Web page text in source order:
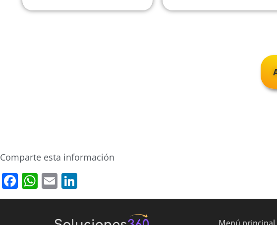
Comparte esta información
F
a
W
h
E
m n